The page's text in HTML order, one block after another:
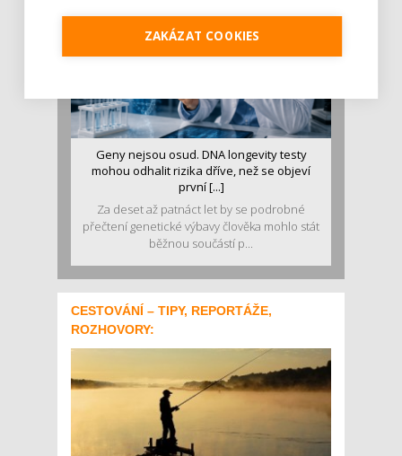
Geny nejsou osud. DNA longevity testy
mohou odhalit rizika dříve, než se objeví
první [...]
Za deset až patnáct let by se podrobné
přečtení genetické výbavy člověka mohlo stát
běžnou součástí p...
CESTOVÁNÍ – TIPY, REPORTÁŽE,
ROZHOVORY:
ZAKÁZAT COOKIES